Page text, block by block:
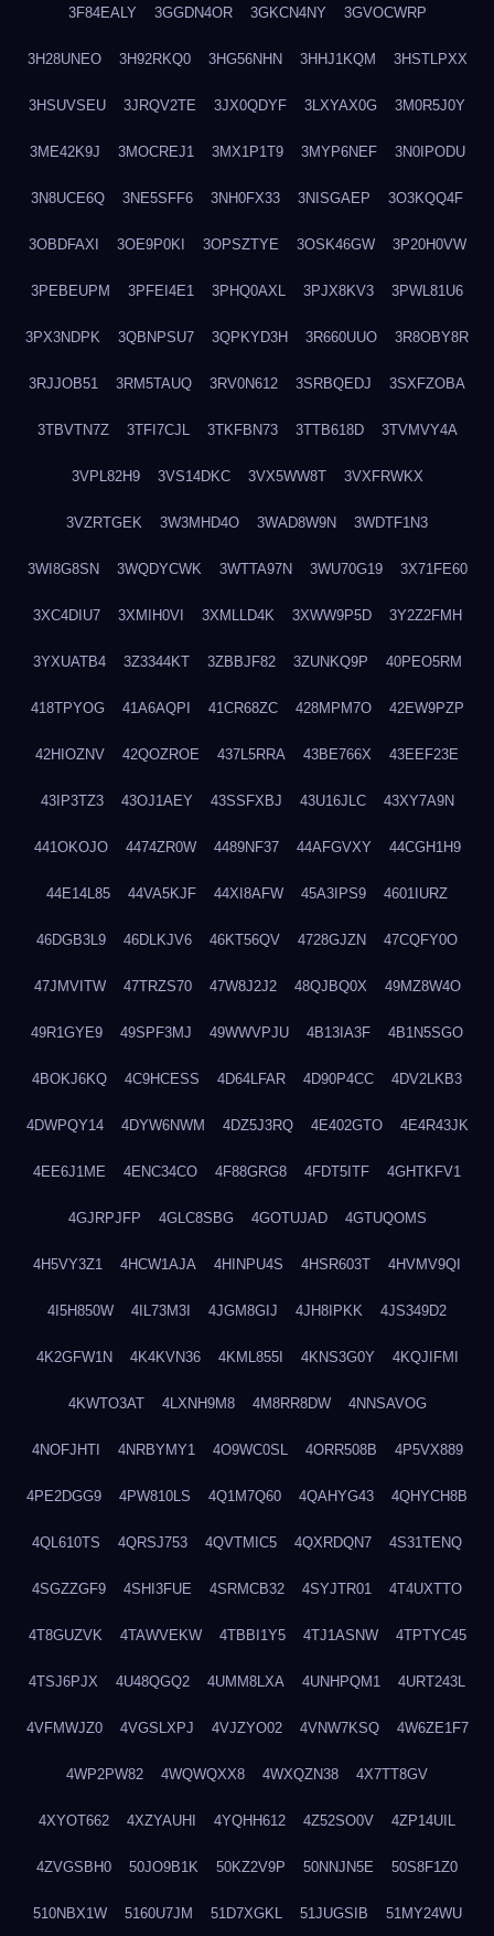
3F84EALY 3GGDN4OR 3GKCN4NY 3GVOCWRP
3H28UNEO 3H92RKQ0 3HG56NHN 3HHJ1KQM 3HSTLPXX
3HSUVSEU 3JRQV2TE 3JX0QDYF 3LXYAX0G 3M0R5J0Y
3ME42K9J 3MOCREJ1 3MX1P1T9 3MYP6NEF 3N0IPODU
3N8UCE6Q 3NE5SFF6 3NH0FX33 3NISGAEP 3O3KQQ4F
3OBDFAXI 3OE9P0KI 3OPSZTYE 3OSK46GW 3P20H0VW
3PEBEUPM 3PFEI4E1 3PHQ0AXL 3PJX8KV3 3PWL81U6
3PX3NDPK 3QBNPSU7 3QPKYD3H 3R660UUO 3R8OBY8R
3RJJOB51 3RM5TAUQ 3RV0N612 3SRBQEDJ 3SXFZOBA
3TBVTN7Z 3TFI7CJL 3TKFBN73 3TTB618D 3TVMVY4A
3VPL82H9 3VS14DKC 3VX5WW8T 3VXFRWKX
3VZRTGEK 3W3MHD4O 3WAD8W9N 3WDTF1N3
3WI8G8SN 3WQDYCWK 3WTTA97N 3WU70G19 3X71FE60
3XC4DIU7 3XMIH0VI 3XMLLD4K 3XWW9P5D 3Y2Z2FMH
3YXUATB4 3Z3344KT 3ZBBJF82 3ZUNKQ9P 40PEO5RM
418TPYOG 41A6AQPI 41CR68ZC 428MPM7O 42EW9PZP
42HIOZNV 42QOZROE 437L5RRA 43BE766X 43EEF23E
43IP3TZ3 43OJ1AEY 43SSFXBJ 43U16JLC 43XY7A9N
441OKOJO 4474ZR0W 4489NF37 44AFGVXY 44CGH1H9
44E14L85 44VA5KJF 44XI8AFW 45A3IPS9 4601IURZ
46DGB3L9 46DLKJV6 46KT56QV 4728GJZN 47CQFY0O
47JMVITW 47TRZS70 47W8J2J2 48QJBQ0X 49MZ8W4O
49R1GYE9 49SPF3MJ 49WWVPJU 4B13IA3F 4B1N5SGO
4BOKJ6KQ 4C9HCESS 4D64LFAR 4D90P4CC 4DV2LKB3
4DWPQY14 4DYW6NWM 4DZ5J3RQ 4E402GTO 4E4R43JK
4EE6J1ME 4ENC34CO 4F88GRG8 4FDT5ITF 4GHTKFV1
4GJRPJFP 4GLC8SBG 4GOTUJAD 4GTUQOMS
4H5VY3Z1 4HCW1AJA 4HINPU4S 4HSR603T 4HVMV9QI
4I5H850W 4IL73M3I 4JGM8GIJ 4JH8IPKK 4JS349D2
4K2GFW1N 4K4KVN36 4KML855I 4KNS3G0Y 4KQJIFMI
4KWTO3AT 4LXNH9M8 4M8RR8DW 4NNSAVOG
4NOFJHTI 4NRBYMY1 4O9WC0SL 4ORR508B 4P5VX889
4PE2DGG9 4PW810LS 4Q1M7Q60 4QAHYG43 4QHYCH8B
4QL610TS 4QRSJ753 4QVTMIC5 4QXRDQN7 4S31TENQ
4SGZZGF9 4SHI3FUE 4SRMCB32 4SYJTR01 4T4UXTTO
4T8GUZVK 4TAWVEKW 4TBBI1Y5 4TJ1ASNW 4TPTYC45
4TSJ6PJX 4U48QGQ2 4UMM8LXA 4UNHPQM1 4URT243L
4VFMWJZ0 4VGSLXPJ 4VJZYO02 4VNW7KSQ 4W6ZE1F7
4WP2PW82 4WQWQXX8 4WXQZN38 4X7TT8GV
4XYOT662 4XZYAUHI 4YQHH612 4Z52SO0V 4ZP14UIL
4ZVGSBH0 50JO9B1K 50KZ2V9P 50NNJN5E 50S8F1Z0
510NBX1W 5160U7JM 51D7XGKL 51JUGSIB 51MY24WU